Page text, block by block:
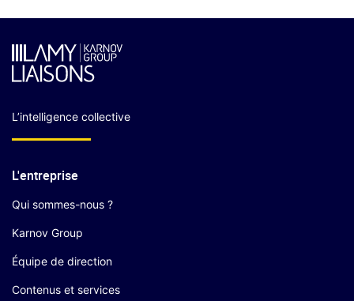
L’intelligence collective
L'entreprise
Qui sommes-nous ?
Karnov Group
Équipe de direction
Contenus et services